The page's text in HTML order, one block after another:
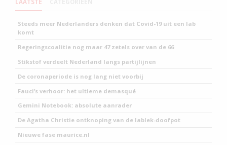
LAATSTE
Steeds meer Nederlanders denken dat Covid-19 uit een lab
komt
Regeringscoalitie nog maar 47 zetels over van de 66
Stikstof verdeelt Nederland langs partijlijnen
De coronaperiode is nog lang niet voorbij
Fauci’s verhoor: het ultieme demasqué
Gemini Notebook: absolute aanrader
De Agatha Christie ontknoping van de lablek-doofpot
Nieuwe fase maurice.nl